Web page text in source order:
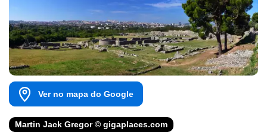
Ver no mapa do Google
Martin Jack Gregor © gigaplaces.com